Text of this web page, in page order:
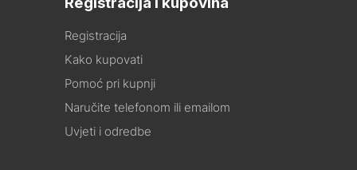
Registracija
Kako kupovati
Pomoć pri kupnji
Naručite telefonom ili emailom
Uvjeti i odredbe